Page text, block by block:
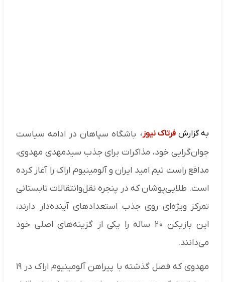
به گزارش فرتاک نیوز ، باشگاه سپاهان در ادامه سیاست
جوان‌گرایی خود، مذاکرات برای جذب سیدمهدی مهدوی،
مدافع راست تیم امید ایران و آلومینیوم اراک را آغاز کرده
است. طلایی‌پوشان که در پنجره نقل‌وانتقالات تابستانی
تمرکز ویژه‌ای روی جذب استعدادهای آینده‌دار دارند،
این بازیکن ۲۰ ساله را یکی از گزینه‌های اصلی خود
می‌دانند.
مهدوی که فصل گذشته با پیراهن آلومینیوم اراک در ۱۹